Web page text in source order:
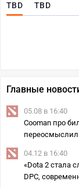
TBD TBD
Главные
05.08 в 16:40
Cooman про
переосмыслил
04.12 в 16:40
«Dota 2 стала
DPC,